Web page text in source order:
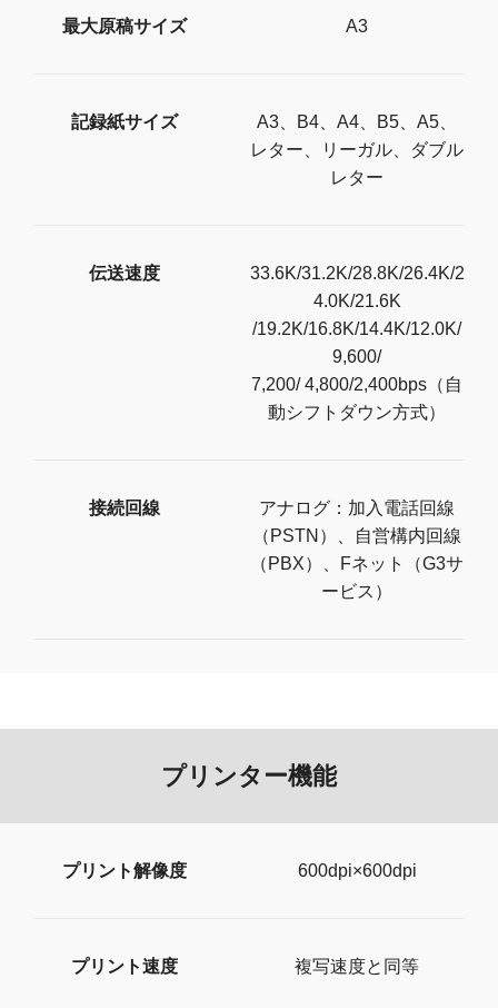
最大原稿サイズ A3
記録紙サイズ
A3、B4、A4、B5、A5、
レター、リーガル、ダブル
レター
伝送速度
33.6K/31.2K/28.8K/26.4K/2
4.0K/21.6K
/19.2K/16.8K/14.4K/12.0K/
9,600/
7,200/ 4,800/2,400bps（自
動シフトダウン方式）
接続回線
アナログ：加入電話回線
（PSTN）、自営構内回線
（PBX）、Fネット（G3サ
ービス）
プリンター機能
プリント解像度 600dpi×600dpi
プリント速度 複写速度と同等